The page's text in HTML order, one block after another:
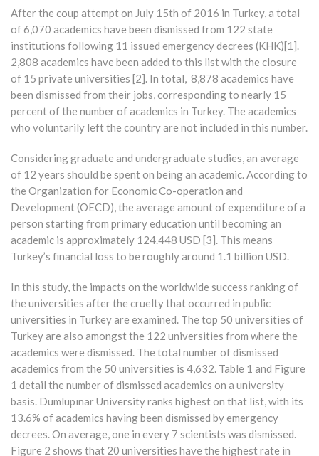
After the coup attempt on July 15th of 2016 in Turkey, a total
of 6,070 academics have been dismissed from 122 state
institutions following 11 issued emergency decrees (KHK)[1].
2,808 academics have been added to this list with the closure
of 15 private universities [2]. In total, 8,878 academics have
been dismissed from their jobs, corresponding to nearly 15
percent of the number of academics in Turkey. The academics
who voluntarily left the country are not included in this number.
Considering graduate and undergraduate studies, an average
of 12 years should be spent on being an academic. According to
the Organization for Economic Co-operation and
Development (OECD), the average amount of expenditure of a
person starting from primary education until becoming an
academic is approximately 124.448 USD [3]. This means
Turkey’s financial loss to be roughly around 1.1 billion USD.
In this study, the impacts on the worldwide success ranking of
the universities after the cruelty that occurred in public
universities in Turkey are examined. The top 50 universities of
Turkey are also amongst the 122 universities from where the
academics were dismissed. The total number of dismissed
academics from the 50 universities is 4,632. Table 1 and Figure
1 detail the number of dismissed academics on a university
basis. Dumlupınar University ranks highest on that list, with its
13.6% of academics having been dismissed by emergency
decrees. On average, one in every 7 scientists was dismissed.
Figure 2 shows that 20 universities have the highest rate in